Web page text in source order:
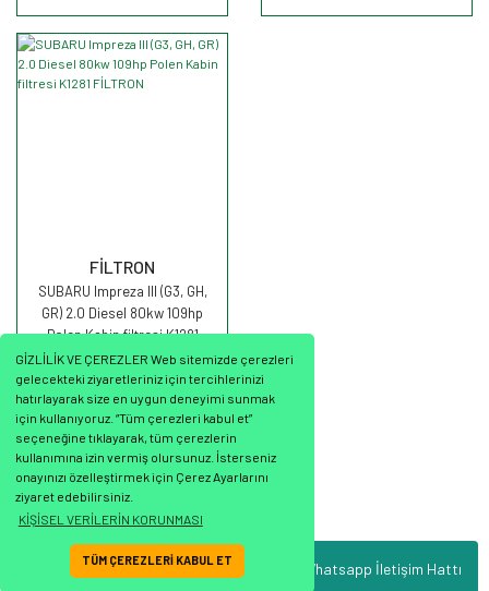
GİZLİLİK VE ÇEREZLER Web sitemizde çerezleri
gelecekteki ziyaretleriniz için tercihlerinizi
hatırlayarak size en uygun deneyimi sunmak
için kullanıyoruz. “Tüm çerezleri kabul et”
seçeneğine tıklayarak, tüm çerezlerin
kullanımına izin vermiş olursunuz. İsterseniz
onayınızı özelleştirmek için Çerez Ayarlarını
ziyaret edebilirsiniz.
KİŞİSEL VERİLERİN KORUNMASI
TÜM ÇEREZLERİ KABUL ET Whatsapp İletişim Hattı
FİLTRON
SUBARU Impreza III (G3, GH,
GR) 2.0 Diesel 80kw 109hp
Polen Kabin filtresi K1281
FİLTRON
531,51 TL